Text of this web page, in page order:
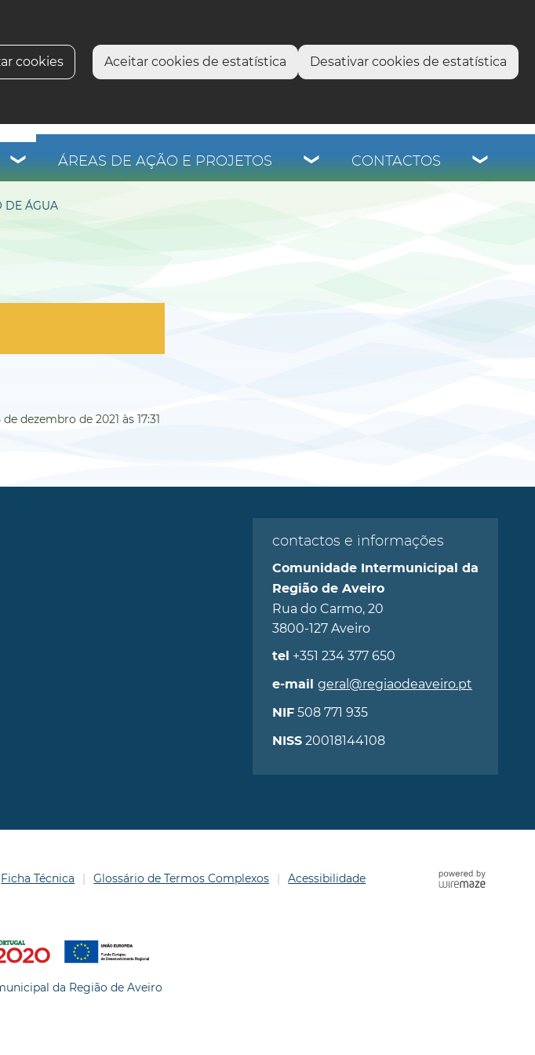
cookies Aceitar cookies de estatística Desativar cookies de estatística
ÁREAS DE AÇÃO E PROJETOS CONTACTOS
DE ÁGUA
de dezembro de 2021 às 17:31
contactos e informações
Comunidade Intermunicipal da
Região de Aveiro
Rua do Carmo, 20
3800-127 Aveiro
tel +351 234 377 650
e-mail geral@regiaodeaveiro.pt
NIF508 771 935
NISS20018144108
Ficha Técnica Glossário de Termos Complexos Acessibilidade
da Região de Aveiro